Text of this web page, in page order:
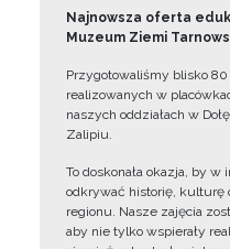
Najnowsza oferta
Muzeum Ziemi
Przygotowaliśmy blisko
realizowanych w
naszych oddziałach w
Zalipiu.
To doskonała okazja, by
odkrywać historię, kulturę
regionu. Nasze zajęcia
aby nie tylko wspierały